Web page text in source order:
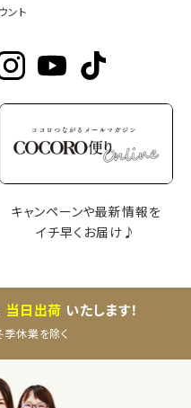
ント
キャンペーンや最新情報を
イチ早くお届け♪
当日出荷 いたします！
季休業を除く